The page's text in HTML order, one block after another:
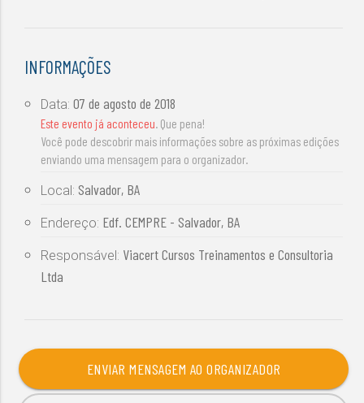
INFORMAÇÕES
Data:07 de agosto de 2018
Este evento já aconteceu. Que pena!
Você pode descobrir mais informações sobre as próximas edições
enviando uma mensagem para o organizador.
Local: Salvador, BA
Endereço: Edf. CEMPRE - Salvador, BA
Responsável: Viacert Cursos Treinamentos e Consultoria
Ltda
ENVIAR MENSAGEM AO ORGANIZADOR